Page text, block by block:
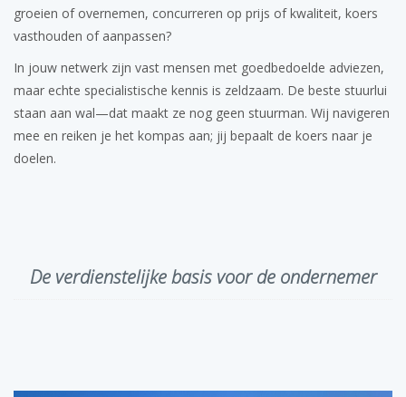
groeien of overnemen, concurreren op prijs of kwaliteit, koers
vasthouden of aanpassen?
In jouw netwerk zijn vast mensen met goedbedoelde adviezen,
maar echte specialistische kennis is zeldzaam. De beste stuurlui
staan aan wal—dat maakt ze nog geen stuurman. Wij navigeren
mee en reiken je het kompas aan; jij bepaalt de koers naar je
doelen.
De verdienstelijke basis voor de ondernemer